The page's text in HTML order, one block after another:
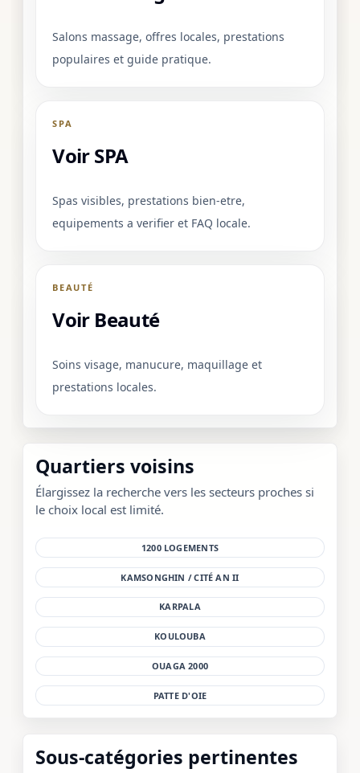
Salons massage, offres locales, prestations
populaires et guide pratique.
SPA
Voir SPA
Spas visibles, prestations bien-etre,
equipements a verifier et FAQ locale.
BEAUTÉ
Voir Beauté
Soins visage, manucure, maquillage et
prestations locales.
Quartiers voisins
Élargissez la recherche vers les secteurs proches si
le choix local est limité.
1200 LOGEMENTS
KAMSONGHIN / CITÉ AN II
KARPALA
KOULOUBA
OUAGA 2000
PATTE D'OIE
Sous-catégories pertinentes